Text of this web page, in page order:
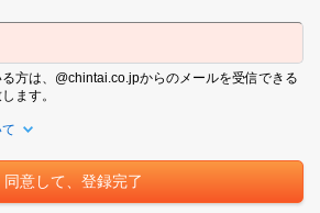
方は、@chintai.co.jpからのメールを受信できる
ます。